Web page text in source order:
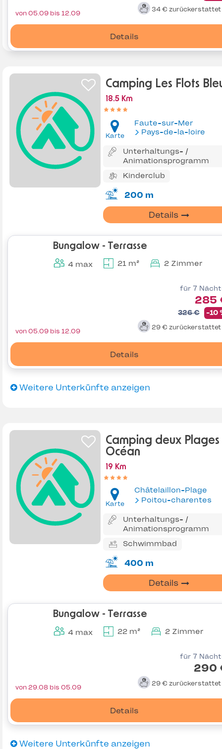
34 € zurückerstattet
Details
von 05.09 bis 12.09
Camping Les Flots
18.5 Km
Karte
Faute-sur-Mer
Pays-de-la-loire
Unterhaltungs- /
Animationsprogramm
Kinderclub
200 m
Details
Bungalow - Terrasse
4 max 21 m² 2 Zimmer
für 7
285
326 € -10
29 € zurückerstattet
Details
von 05.09 bis 12.09
Weitere Unterkünfte anzeigen
Camping deux
Océan
19 Km
Karte
Châtelaillon-Plage
Poitou-charentes
Unterhaltungs- /
Animationsprogramm
Schwimmbad
400 m
Details
Bungalow - Terrasse
4 max 22 m² 2 Zimmer
für 7
290
29 € zurückerstattet
Details
von 29.08 bis 05.09
Weitere Unterkünfte anzeigen